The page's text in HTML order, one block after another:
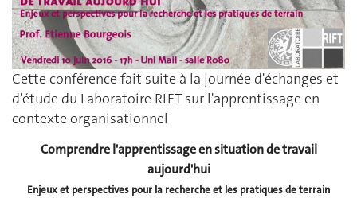
Cette conférence fait suite à la journée d'échanges et
d'étude du Laboratoire RIFT sur l'apprentissage en
contexte organisationnel
Comprendre l'apprentissage en situation de travail
aujourd'hui
Enjeux et perspectives pour la recherche et les pratiques de terrain